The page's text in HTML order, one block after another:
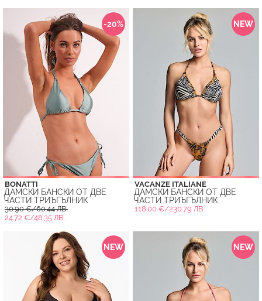
-20%
BONATTI
ДАМСКИ БАНСКИ ОТ ДВЕ
ЧАСТИ ТРИЪГЪЛНИК
30.90 €/60.44 ЛВ.
24.72 €/48.35 ЛВ.
NEW
VACANZE ITALIANE
ДАМСКИ БАНСКИ ОТ ДВЕ
ЧАСТИ ТРИЪГЪЛНИК
118.00 €/230.79 ЛВ.
NEW NEW